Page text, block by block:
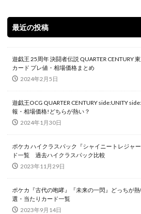
最近の投稿
遊戯王 25周年 決闘者伝説 QUARTER CENTURY
カード プレ値・相場価格まとめ
2024年2月5日
遊戯王OCG QUARTER CENTURY side:UNITY
報・相場価格!どちらが熱い？
2024年1月30日
ポケカ ハイクラスパック『シャイニートレジャ
ド一覧 過去ハイクラスパック比較
2023年11月29日
ポケカ『古代の咆哮』『未来の一閃』どっちが
選・当たりカード一覧
2023年9月14日
DIMENSION FORCE
DUELIST NEXUS
DVD
Ghosts From the Past
Ghosts From The Past:The 2nd Haunting
GXウルトラシャイニー
HYPEBEAST
jeweled lotus
KAIBA CORPORATION STORE
Legendary Collection 25th Anniversary
LEGENDARY MONSTERS PACK
magi
Marnie Premium Tournament Collection
NIKE
No. COMPLETE FILE -PIECE OF
NY限定
Obelisk the Tormentor
PHARAONIC LEGEND PACK
pokemon